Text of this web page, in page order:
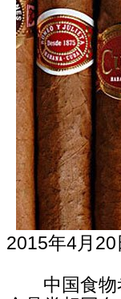
2015年4月20
中国食物考